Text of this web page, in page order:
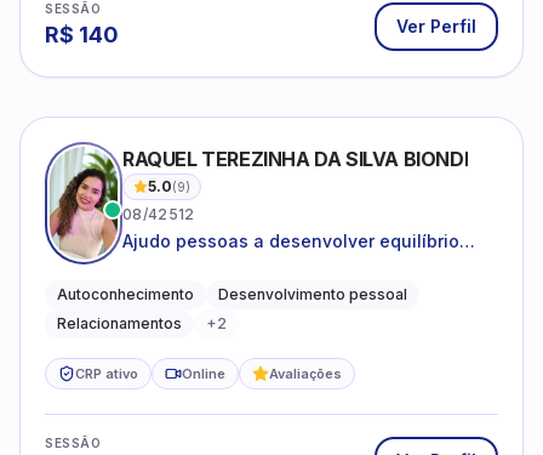
SESSÃO
R$ 140 Ver Perfil
RAQUEL TEREZINHA DA SILVA BIONDI
5.0(9)
08/42512
Ajudo pessoas a desenvolver equilíbrio
Autoconhecimento
Desenvolvimento pessoal
Relacionamentos
+2
CRP ativo Online Avaliações
SESSÃO